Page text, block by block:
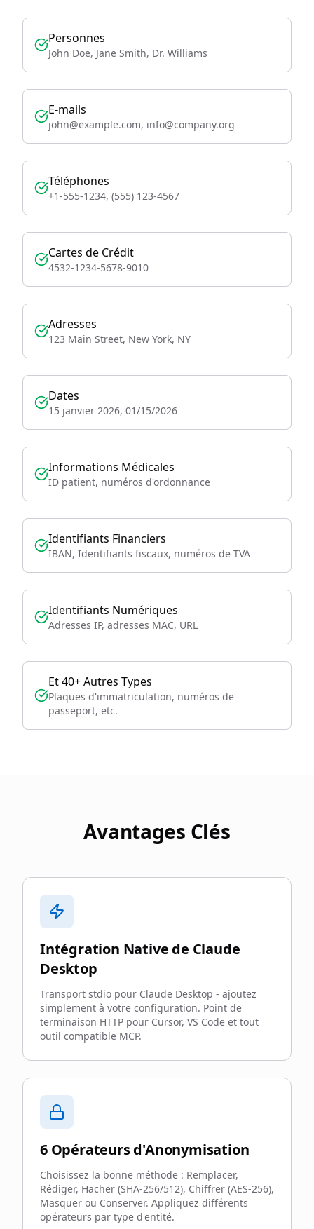
Personnes
John Doe, Jane Smith, Dr. Williams
E-mails
john@example.com, info@company.org
Téléphones
+1-555-1234, (555) 123-4567
Cartes de Crédit
4532-1234-5678-9010
Adresses
123 Main Street, New York, NY
Dates
15 janvier 2026, 01/15/2026
Informations Médicales
ID patient, numéros d'ordonnance
Identifiants Financiers
IBAN, Identifiants fiscaux, numéros de TVA
Identifiants Numériques
Adresses IP, adresses MAC, URL
Et 40+ Autres Types
Plaques d'immatriculation, numéros de
passeport, etc.
Avantages Clés
Intégration Native de Claude
Desktop
Transport stdio pour Claude Desktop - ajoutez
simplement à votre configuration. Point de
terminaison HTTP pour Cursor, VS Code et tout
outil compatible MCP.
6 Opérateurs d'Anonymisation
Choisissez la bonne méthode : Remplacer,
Rédiger, Hacher (SHA-256/512), Chiffrer (AES-256),
Masquer ou Conserver. Appliquez différents
opérateurs par type d'entité.